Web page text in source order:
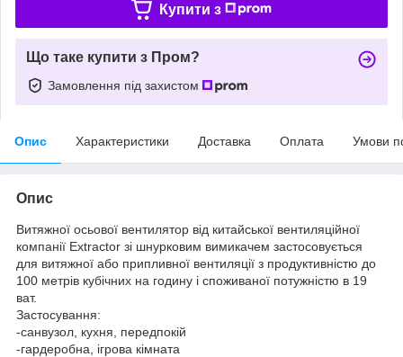
Купити з
Що таке купити з Пром?
Замовлення під захистом
Опис Характеристики Доставка Оплата Умови
Опис
Витяжної осьової вентилятор від китайської вентиляційної
компанії Extractor зі шнурковим вимикачем застосовується
для витяжної або припливної вентиляції з продуктивністю до
100 метрів кубічних на годину і споживаної потужністю в 19
ват.
Застосування:
-санвузол, кухня, передпокій
-гардеробна, ігрова кімната